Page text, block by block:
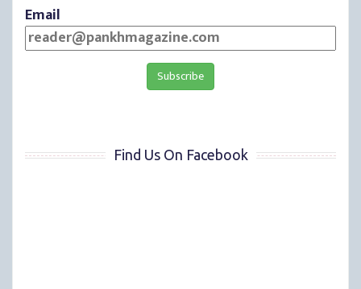
Email
Find Us On Facebook